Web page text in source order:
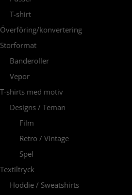
T-shirt
Överföring/konvertering
Storformat
Banderoller
Vepor
T-shirts med motiv
Designs / Teman
Film
Retro / Vintage
Spel
Textiltryck
Hoddie / Sweatshirts